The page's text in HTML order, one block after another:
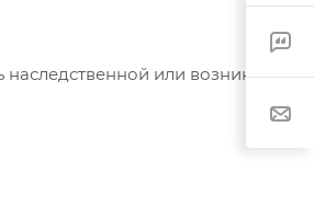
или возникает